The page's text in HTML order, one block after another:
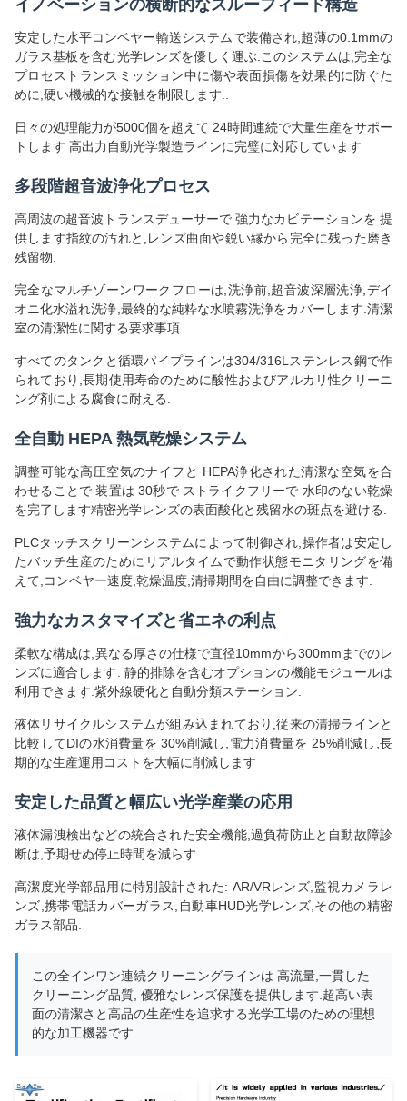
イノベーションの横断的なスルーフィード構造
安定した水平コンベヤー輸送システムで装備され,超薄の0.1mmの
ガラス基板を含む光学レンズを優しく運ぶ.このシステムは,完全な
プロセストランスミッション中に傷や表面損傷を効果的に防ぐた
めに,硬い機械的な接触を制限します..
日々の処理能力が5000個を超えて 24時間連続で大量生産をサポー
トします 高出力自動光学製造ラインに完璧に対応しています
多段階超音波浄化プロセス
高周波の超音波トランスデューサーで 強力なカビテーションを 提
供します指紋の汚れと,レンズ曲面や鋭い縁から完全に残った磨き
残留物.
完全なマルチゾーンワークフローは,洗浄前,超音波深層洗浄,デイ
オニ化水溢れ洗浄,最終的な純粋な水噴霧洗浄をカバーします.清潔
室の清潔性に関する要求事項.
すべてのタンクと循環パイプラインは304/316Lステンレス鋼で作
られており,長期使用寿命のために酸性およびアルカリ性クリーニ
ング剤による腐食に耐える.
全自動 HEPA 熱気乾燥システム
調整可能な高圧空気のナイフと HEPA浄化された清潔な空気を合
わせることで 装置は 30秒で ストライクフリーで 水印のない乾燥
を完了します精密光学レンズの表面酸化と残留水の斑点を避ける.
PLCタッチスクリーンシステムによって制御され,操作者は安定し
たバッチ生産のためにリアルタイムで動作状態モニタリングを備
えて,コンベヤー速度,乾燥温度,清掃期間を自由に調整できます.
強力なカスタマイズと省エネの利点
柔軟な構成は,異なる厚さの仕様で直径10mmから300mmまでのレ
ンズに適合します. 静的排除を含むオプションの機能モジュールは
利用できます.紫外線硬化と自動分類ステーション.
液体リサイクルシステムが組み込まれており,従来の清掃ラインと
比較してDIの水消費量を 30%削減し,電力消費量を 25%削減し,長
期的な生産運用コストを大幅に削減します
安定した品質と幅広い光学産業の応用
液体漏洩検出などの統合された安全機能,過負荷防止と自動故障診
断は,予期せぬ停止時間を減らす.
高潔度光学部品用に特別設計された: AR/VRレンズ,監視カメラレ
ンズ,携帯電話カバーガラス,自動車HUD光学レンズ,その他の精密
ガラス部品.
この全インワン連続クリーニングラインは 高流量,一貫した
クリーニング品質, 優雅なレンズ保護を提供します.超高い表
面の清潔さと高品の生産性を追求する光学工場のための理想
的な加工機器です.